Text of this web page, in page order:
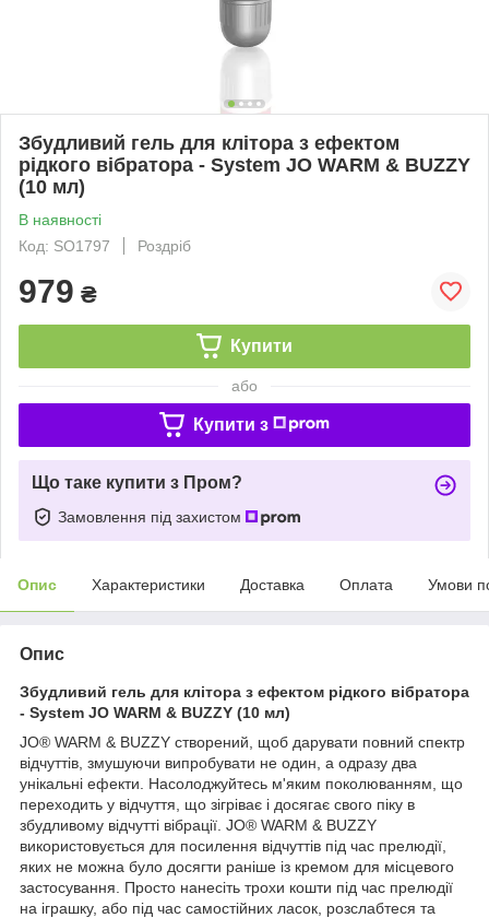
Збудливий гель для клітора з ефектом
рідкого вібратора - System JO WARM & BUZZY
(10 мл)
В наявності
Код: SO1797
Роздріб
979 ₴
Купити
або
Купити з
Що таке купити з Пром?
Замовлення під захистом
Опис Характеристики Доставка Оплата Умови
Опис
Збудливий гель для клітора з ефектом рідкого вібратора
- System JO WARM & BUZZY (10 мл)
JO® WARM & BUZZY створений, щоб дарувати повний спектр
відчуттів, змушуючи випробувати не один, а одразу два
унікальні ефекти. Насолоджуйтесь м'яким поколюванням, що
переходить у відчуття, що зігріває і досягає свого піку в
збудливому відчутті вібрації. JO® WARM & BUZZY
використовується для посилення відчуттів під час прелюдії,
яких не можна було досягти раніше із кремом для місцевого
застосування. Просто нанесіть трохи кошти під час прелюдії
на іграшку, або під час самостійних ласок, розслабтеся та